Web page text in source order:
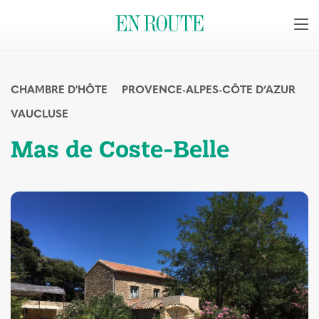
CHAMBRE D'HÔTE PROVENCE-ALPES-CÔTE D’AZUR
VAUCLUSE
Mas de Coste-Belle